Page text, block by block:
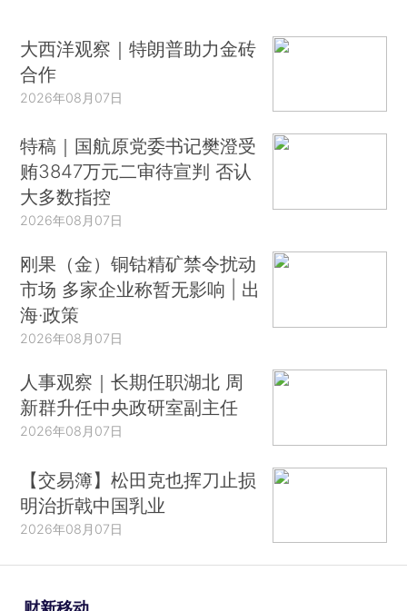
大西洋观察｜特朗普助力金砖
合作
2026年08月07日
特稿｜国航原党委书记樊澄受
贿3847万元二审待宣判 否认
大多数指控
2026年08月07日
刚果（金）铜钴精矿禁令扰动
市场 多家企业称暂无影响 | 出
海·政策
2026年08月07日
人事观察｜长期任职湖北 周
新群升任中央政研室副主任
2026年08月07日
【交易簿】松田克也挥刀止损
明治折戟中国乳业
2026年08月07日